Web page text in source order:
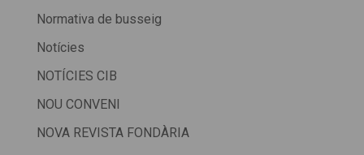
Normativa de busseig
Notícies
NOTÍCIES CIB
NOU CONVENI
NOVA REVISTA FONDÀRIA